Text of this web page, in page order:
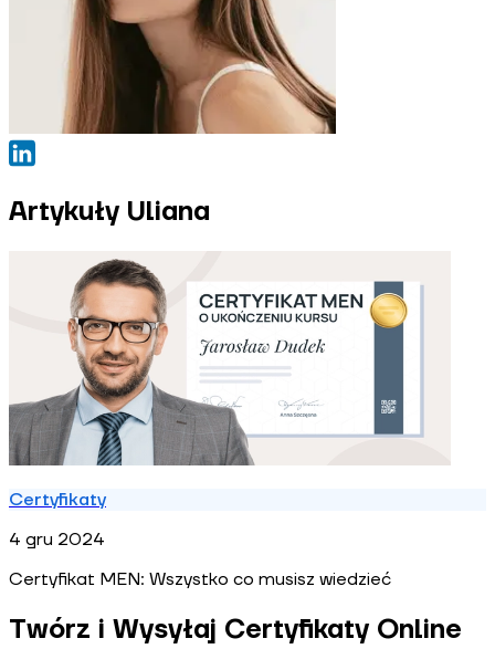
Artykuły Uliana
Certyfikaty
4 gru 2024
Certyfikat MEN: Wszystko co musisz wiedzieć
Twórz i Wysyłaj Certyfikaty Online